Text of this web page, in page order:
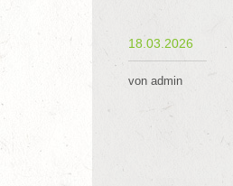
18.03.2026
von admin